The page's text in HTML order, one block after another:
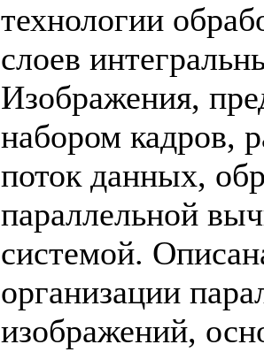
технологии
слоев
Изображения,
набором кадров,
поток данных,
параллельной
системой.
организации
изображений,